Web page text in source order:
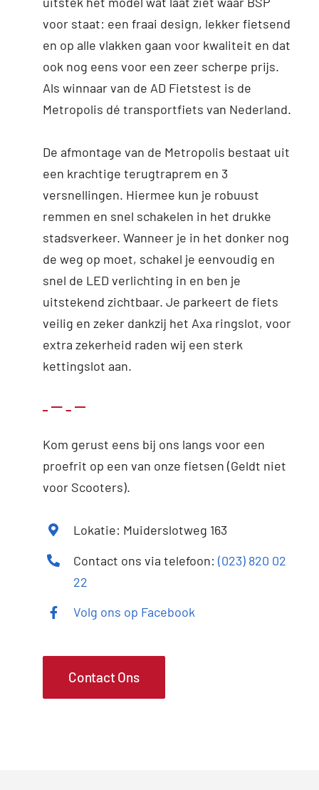
voor staat: een fraai design, lekker fietsend
en op alle vlakken gaan voor kwaliteit en dat
ook nog eens voor een zeer scherpe prijs.
Als winnaar van de AD Fietstest is de
Metropolis dé transportfiets van Nederland.
De afmontage van de Metropolis bestaat uit
een krachtige terugtraprem en 3
versnellingen. Hiermee kun je robuust
remmen en snel schakelen in het drukke
stadsverkeer. Wanneer je in het donker nog
de weg op moet, schakel je eenvoudig en
snel de LED verlichting in en ben je
uitstekend zichtbaar. Je parkeert de fiets
veilig en zeker dankzij het Axa ringslot, voor
extra zekerheid raden wij een sterk
kettingslot aan.
Kom gerust eens bij ons langs voor een
proefrit op een van onze fietsen (Geldt niet
voor Scooters).
Lokatie: Muiderslotweg 163
Contact ons via telefoon:(023) 820 02
22
Volg ons op Facebook
Contact Ons